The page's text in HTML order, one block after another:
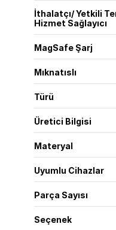
İthalatçı/ Yetkili
Hizmet Sağlayıcı
MagSafe Şarj
Mıknatıslı
Türü
Üretici Bilgisi
Materyal
Uyumlu Cihazlar
Parça Sayısı
Seçenek